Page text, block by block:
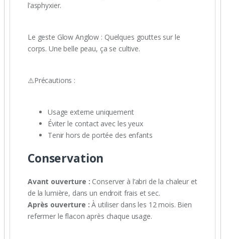
l’asphyxier.
Le geste Glow Anglow : Quelques gouttes sur le
corps. Une belle peau, ça se cultive.
⚠️Précautions :
Usage externe uniquement
Éviter le contact avec les yeux
Tenir hors de portée des enfants
Conservation
Avant ouverture : Conserver à l’abri de la chaleur et
de la lumière, dans un endroit frais et sec.
Après ouverture :À utiliser dans les 12 mois. Bien
refermer le flacon après chaque usage.